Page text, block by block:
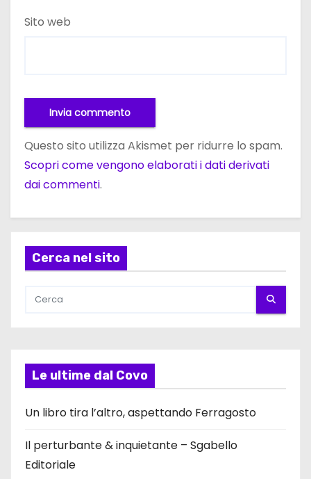
Sito web
Questo sito utilizza Akismet per ridurre lo spam.
Scopri come vengono elaborati i dati derivati
dai commenti.
Cerca nel sito
Le ultime dal Covo
Un libro tira l’altro, aspettando Ferragosto
Il perturbante & inquietante – Sgabello
Editoriale